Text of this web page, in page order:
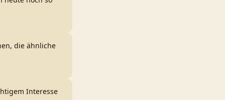
die ähnliche
Interesse